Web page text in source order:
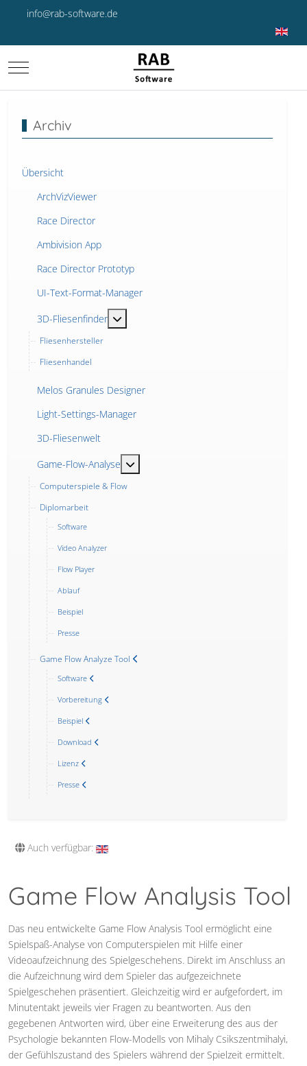
info@rab-software.de
Sprache
Mobile Menu Toggle
Archiv
Übersicht
ArchVizViewer
Race Director
Ambivision App
Race Director Prototyp
UI-Text-Format-Manager
3D-Fliesenfinder
MOD_MENU_TOGGLE_SUBMENU_LABEL
Fliesenhersteller
Fliesenhandel
Melos Granules Designer
Light-Settings-Manager
3D-Fliesenwelt
Game-Flow-Analyse
Computerspiele & Flow
Diplomarbeit
Software
Video Analyzer
Flow Player
Ablauf
Beispiel
Presse
Game Flow Analyze Tool
Software
Vorbereitung
Beispiel
Download
Lizenz
Presse
Auch verfügbar:
Game Flow Analysis Tool
Das neu entwickelte Game Flow Analysis Tool ermöglicht eine
Spielspaß-Analyse von Computerspielen mit Hilfe einer
Videoaufzeichnung des Spielgeschehens. Direkt im Anschluss an
die Aufzeichnung wird dem Spieler das aufgezeichnete
Spielgeschehen präsentiert. Gleichzeitig wird er aufgefordert, im
Minutentakt jeweils vier Fragen zu beantworten. Aus den
gegebenen Antworten wird, über eine Erweiterung des aus der
Psychologie bekannten Flow-Modells von Mihaly Csikszentmihalyi,
der Gefühlszustand des Spielers während der Spielzeit ermittelt.